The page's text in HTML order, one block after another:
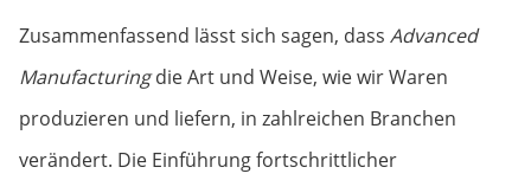
Zusammenfassend lässt sich sagen, dass Advanced
Manufacturingdie Art und Weise, wie wir Waren
produzieren und liefern, in zahlreichen Branchen
verändert. Die Einführung fortschrittlicher